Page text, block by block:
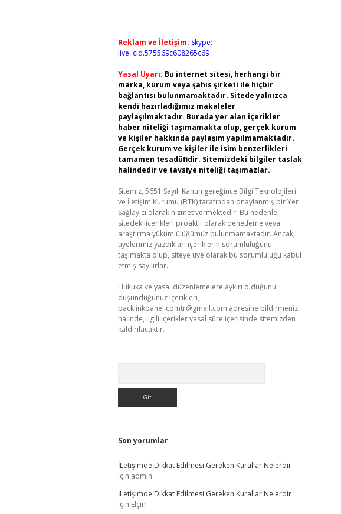
Reklam ve İletişim: Skype:
live:.cid.575569c608265c69
Yasal Uyarı: Bu internet sitesi, herhangi bir
marka, kurum veya şahıs şirketi ile hiçbir
bağlantısı bulunmamaktadır. Sitede yalnızca
kendi hazırladığımız makaleler
paylaşılmaktadır. Burada yer alan içerikler
haber niteliği taşımamakta olup, gerçek kurum
ve kişiler hakkında paylaşım yapılmamaktadır.
Gerçek kurum ve kişiler ile isim benzerlikleri
tamamen tesadüfidir. Sitemizdeki bilgiler taslak
halindedir ve tavsiye niteliği taşımazlar.
Sitemiz, 5651 Sayılı Kanun gereğince Bilgi Teknolojileri
ve İletişim Kurumu (BTK) tarafından onaylanmış bir Yer
Sağlayıcı olarak hizmet vermektedir. Bu nedenle,
sitedeki içerikleri proaktif olarak denetleme veya
araştırma yükümlülüğümüz bulunmamaktadır. Ancak,
üyelerimiz yazdıkları içeriklerin sorumluluğunu
taşımakta olup, siteye üye olarak bu sorumluluğu kabul
etmiş sayılırlar.
Hukuka ve yasal düzenlemelere aykırı olduğunu
düşündüğünüz içerikleri,
backlinkpanelicomtr@gmail.com adresine bildirmeniz
halinde, ilgili içerikler yasal süre içerisinde sitemizden
kaldırılacaktır.
Son yorumlar
İLetişimde Dikkat Edilmesi Gereken Kurallar Nelerdir
için admin
İLetişimde Dikkat Edilmesi Gereken Kurallar Nelerdir
için Elçin